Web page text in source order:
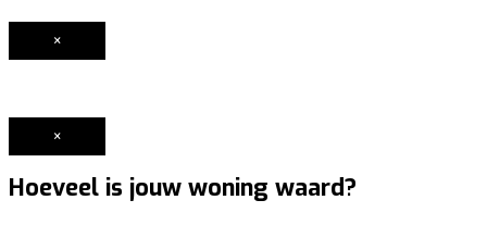
×
×
Hoeveel is jouw woning waard?